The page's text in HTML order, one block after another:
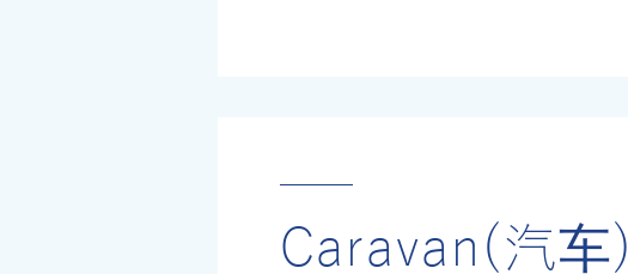
​Caravan(汽车)